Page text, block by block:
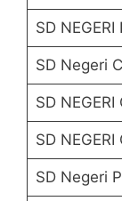
SD
SD Negeri
SD
SD NEGERI
SD Negeri